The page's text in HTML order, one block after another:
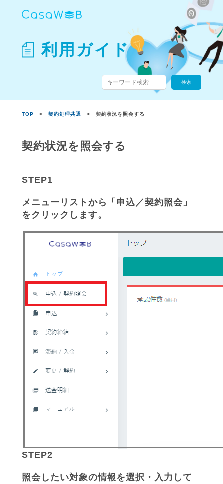
利用ガイド
TOP > 契約処理共通 > 契約状況を照会する
契約状況を照会する
STEP1
メニューリストから「申込／契約照会」
をクリックします。
STEP2
照会したい対象の情報を選択・入力して